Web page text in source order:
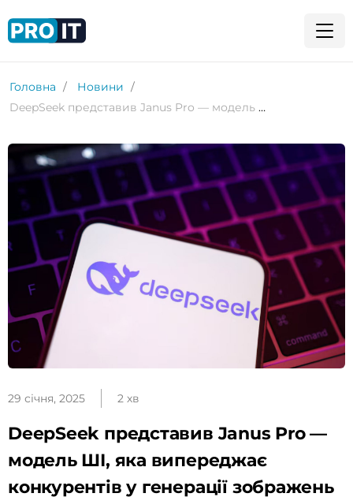
Головна
Новини
DeepSeek представив Janus Pro — модель ШІ, яка випереджає конкурентів у генерації зображень
29 січня, 2025 2 хв
DeepSeek представив Janus Pro —
модель ШІ, яка випереджає
конкурентів у генерації зображень